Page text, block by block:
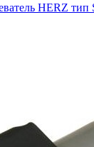
HERZ тип